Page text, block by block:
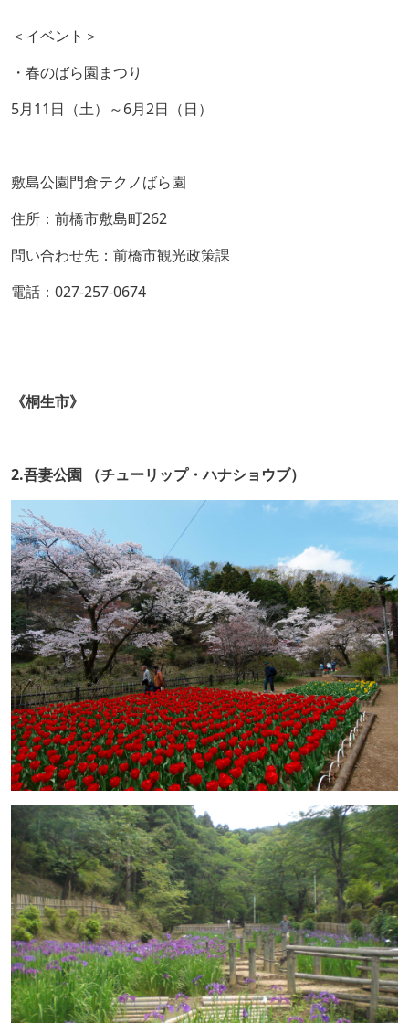
＜イベント＞
・春のばら園まつり
5月11日（土）～6月2日（日）
敷島公園門倉テクノばら園
住所：前橋市敷島町262
問い合わせ先：前橋市観光政策課
電話：027-257-0674
《桐生市》
2.吾妻公園 （チューリップ・ハナショウブ）